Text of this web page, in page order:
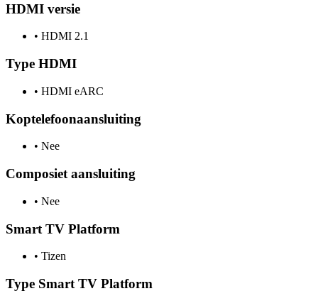
HDMI versie
• HDMI 2.1
Type HDMI
• HDMI eARC
Koptelefoonaansluiting
• Nee
Composiet aansluiting
• Nee
Smart TV Platform
• Tizen
Type Smart TV Platform